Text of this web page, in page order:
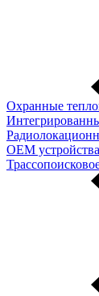
Охранные
OEM устройства